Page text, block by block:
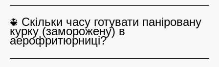
Скільки часу готувати паніровану
курку (заморожену) в
аерофритюрниці?